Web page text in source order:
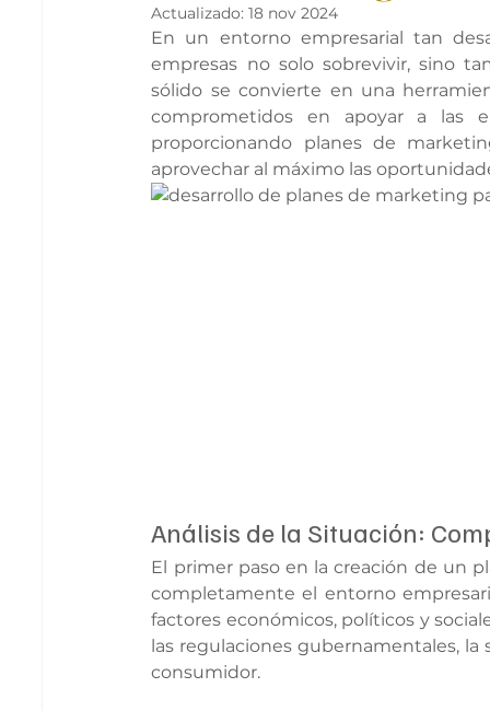
Actualizado:18 nov 2024
En un entorno empresarial tan
empresas no solo sobrevivir, sino
sólido se convierte en una
comprometidos en apoyar a las
proporcionando planes de
aprovechar al máximo las
Análisis de la Situación:
El primer paso en la creación de un
completamente el entorno
factores económicos, políticos y
las regulaciones gubernamentales,
consumidor.